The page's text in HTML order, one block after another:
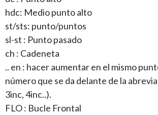
hdc: Medio punto alto
st/sts: punto/puntos
sl-st : Punto pasado
ch : Cadeneta
.. en : hacer aumentar en el mismo
número que se da delante de la
3inc, 4inc..).
FLO : Bucle Frontal